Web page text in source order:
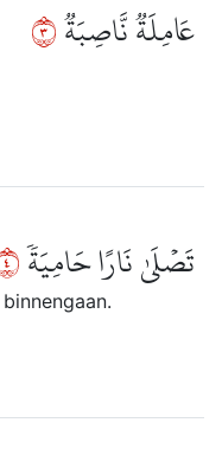
عَامِلَةٞ نَّاصِبَةٞ٣
تَصۡلَىٰ نَارًا حَامِيَةٗ